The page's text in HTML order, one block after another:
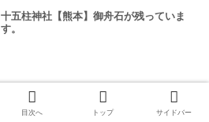
十五柱神社【熊本】御舟石が残っていま
す。
男成神社【熊本】ＨＰの男成みくじ当た
ってたので引いてみて欲しい。
目次へ トップ サイドバー